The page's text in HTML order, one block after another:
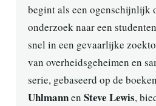
begint als een ogenschijnlijk
onderzoek naar een
snel in een gevaarlijke
van overheidsgeheimen en
serie, gebaseerd op de
Uhlmannen Steve Lewis,